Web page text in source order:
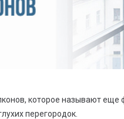
которое называют еще
перегородок.